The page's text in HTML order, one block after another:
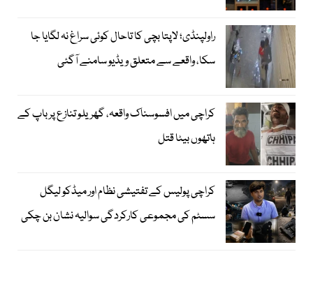
راولپنڈی؛ لاپتا بچی کا تاحال کوئی سراغ نہ لگایا جا
سکا، واقعے سے متعلق ویڈیو سامنے آگئی
کراچی میں افسوسناک واقعہ، گھریلو تنازع پر باپ کے
ہاتھوں بیٹا قتل
کراچی پولیس کے تفتیشی نظام اور میڈکو لیگل
سسٹم کی مجموعی کارکردگی سوالیہ نشان بن چکی